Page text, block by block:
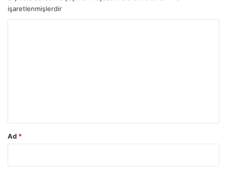
işaretlenmişlerdir
Ad *